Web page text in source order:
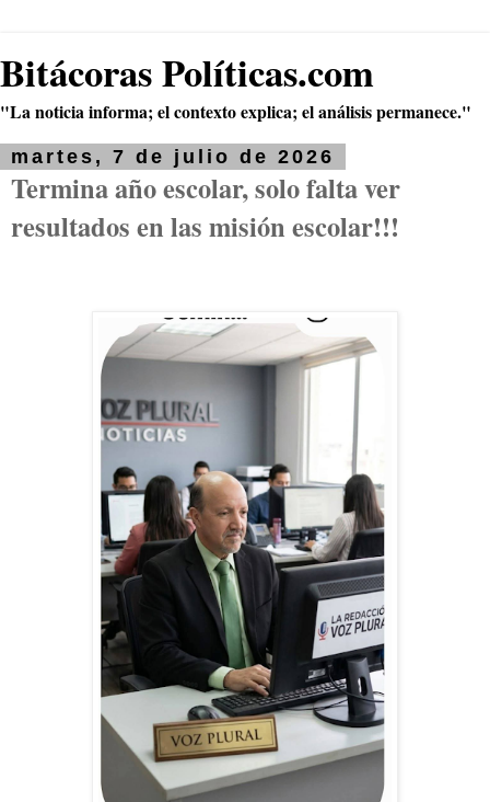
Bitácoras Políticas.com
"La noticia informa; el contexto explica; el análisis permanece."
martes, 7 de julio de 2026
Termina año escolar, solo falta ver
resultados en las misión escolar!!!